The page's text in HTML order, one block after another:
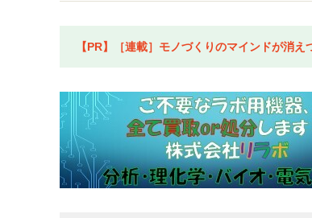
【PR】［連載］モノづくりのマインドが消